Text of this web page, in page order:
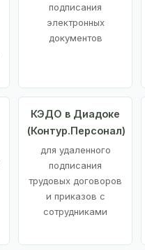
подписания
электронных
документов
КЭДО в Диадоке
(Контур.Персонал)
для удаленного
подписания
трудовых договоров
и приказов с
сотрудниками